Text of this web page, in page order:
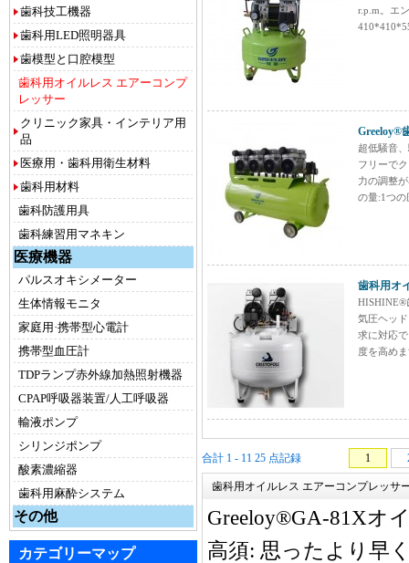
歯科技工機器
歯科用LED照明器具
歯模型と口腔模型
歯科用オイルレス エアーコンプ
レッサー
クリニック家具・インテリア用
品
医療用・歯科用衛生材料
歯科用材料
歯科防護用具
歯科練習用マネキン
医療機器
パルスオキシメーター
生体情報モニタ
家庭用·携帯型心電計
携帯型血圧計
TDPランプ赤外線加熱照射機器
CPAP呼吸器装置/人工呼吸器
輸液ポンプ
シリンジポンプ
酸素濃縮器
歯科用麻酔システム
その他
カテゴリーマップ
r.p.m。エ
Greeloy®
超低騒音
フリーで
力の調整
の量:1つの
歯科用オ
HISHINE®
気圧ヘッ
求に対応
度を高め
合計 1 - 11 25 点記録 1
歯科用オイルレス エアーコンプレッサ
Greeloy®GA-81Xオ
高須: 思ったより早